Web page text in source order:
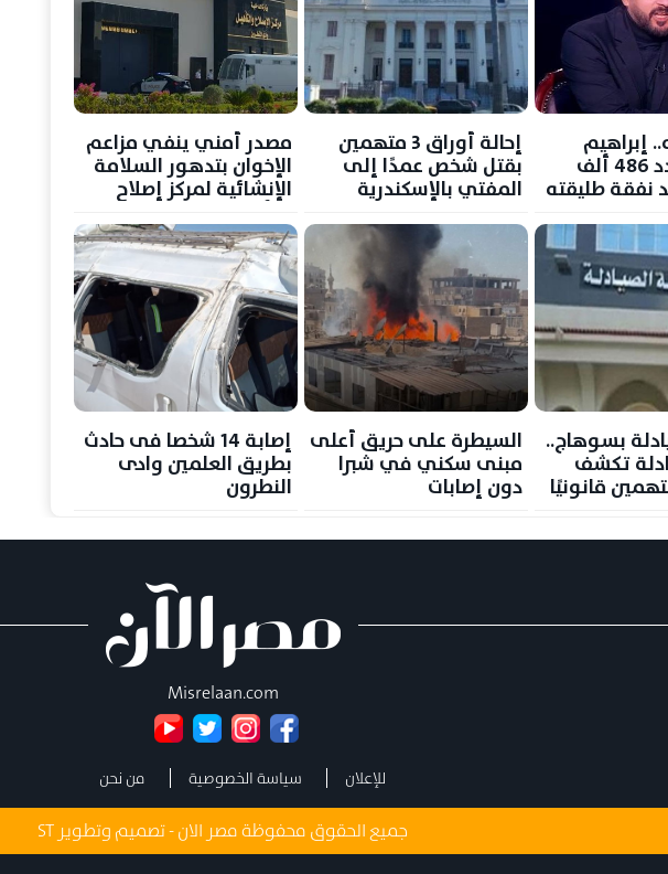
إبراهيم
سعيد يسدد 486 ألف
نفقة طليقته
إحالة أوراق 3 متهمين
بقتل شخص عمدًا إلى
المفتي بالإسكندرية
مصدر أمني ينفي مزاعم
الإخوان بتدهور السلامة
الإنشائية لمركز إصلاح
10 صيادلة بسوهاج..
تكشف
قانونيًا
السيطرة على حريق أعلى
مبنى سكني في شبرا
دون إصابات
إصابة 14 شخصا فى حادث
بطريق العلمين وادى
النطرون
Misrelaan.com
للإعلان سياسة الخصوصية من نحن
جميع الحقوق محفوظة مصر الان - تصميم وتطوير ST